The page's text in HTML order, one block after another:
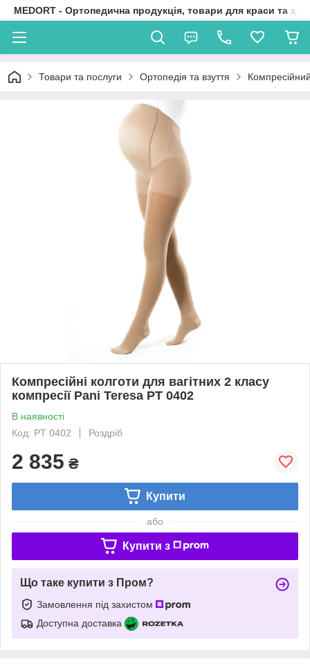
MEDORT - Ортопедична продукція, товари для краси та
Товари та послуги Ортопедія та взуття
Компресійні колготи для вагітних 2 класу
компресії Pani Teresa PT 0402
В наявності
Код: PT 0402
Роздріб
2 835 ₴
Купити
або
Купити з
Що таке купити з Пром?
Замовлення під захистом
Доступна доставка